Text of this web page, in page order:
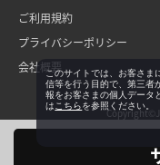
ご利用規約
プライバシーポリシー
会社概要このサイトでは、お客さま
信等を行う目的で、第三者
報をお客さまの個人データ
は こちらを参照ください。